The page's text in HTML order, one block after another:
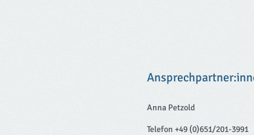
Anna Petzold
Telefon +49 (0)651/201-3991